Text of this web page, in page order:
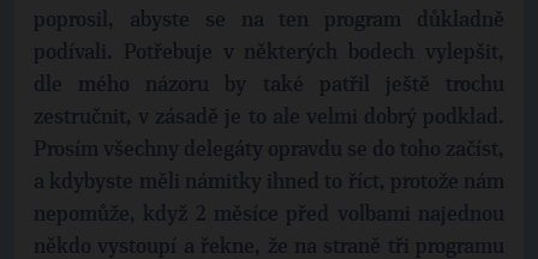
poprosil, abyste se na ten program důkladně
podívali. Potřebuje v některých bodech vylepšit,
dle mého názoru by také patřil ještě trochu
zestručnit, v zásadě je to ale velmi dobrý podklad.
Prosím všechny delegáty opravdu se do toho začíst,
a kdybyste měli námitky ihned to říct, protože nám
nepomůže, když 2 měsíce před volbami najednou
někdo vystoupí a řekne, že na straně tři programu